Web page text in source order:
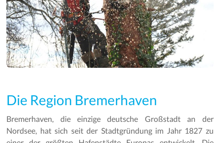
Die Region Bremerhaven
Bremerhaven, die einzige deutsche Großstadt an der
Nordsee, hat sich seit der Stadtgründung im Jahr 1827 zu